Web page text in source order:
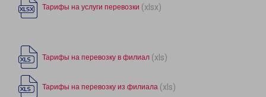
Тарифы на услуги перевозки (xlsx)
Тарифы на перевозку в филиал (xls)
Тарифы на перевозку из филиала (xls)